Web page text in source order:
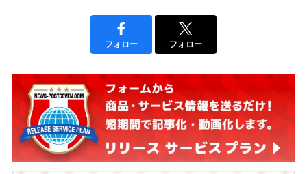
フォロー フォロー